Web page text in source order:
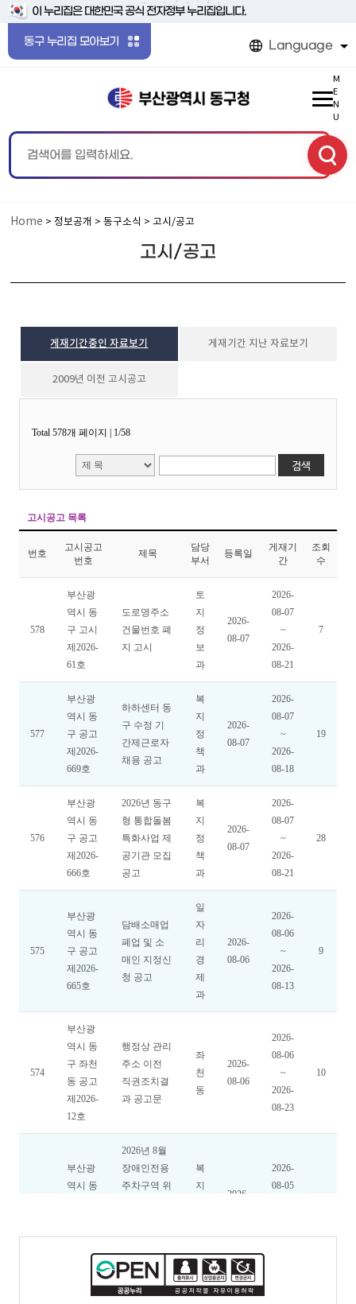
본문 바로가기
메인메뉴 바로가기
이 누리집은 대한민국 공식 전자정부 누리집입니다.
동구 누리집 모아보기 Language
M
E
N
U
Home > 정보공개 > 동구소식 > 고시/공고
고시/공고
게재기간중인 자료보기 게재기간 지난 자료보기
2009년 이전 고시공고